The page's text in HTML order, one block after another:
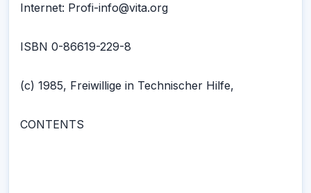
Internet: Profi-info@vita.org
ISBN 0-86619-229-8
(c) 1985, Freiwillige in Technischer Hilfe,
CONTENTS